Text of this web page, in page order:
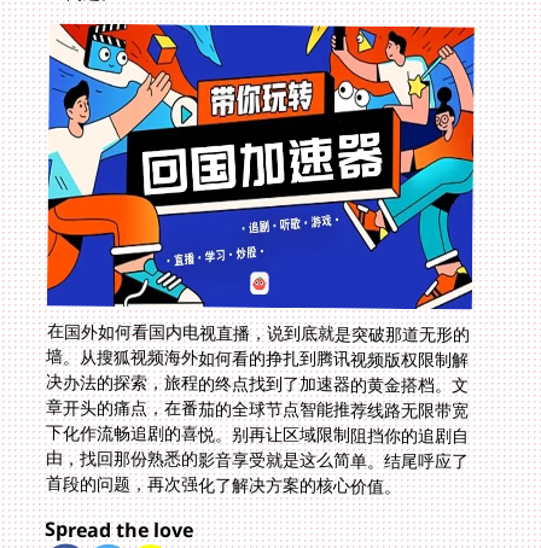
在国外如何看国内电视直播，说到底就是突破那道无形的
墙。从搜狐视频海外如何看的挣扎到腾讯视频版权限制解
决办法的探索，旅程的终点找到了加速器的黄金搭档。文
章开头的痛点，在番茄的全球节点智能推荐线路无限带宽
下化作流畅追剧的喜悦。别再让区域限制阻挡你的追剧自
由，找回那份熟悉的影音享受就是这么简单。结尾呼应了
首段的问题，再次强化了解决方案的核心价值。
Spread the love